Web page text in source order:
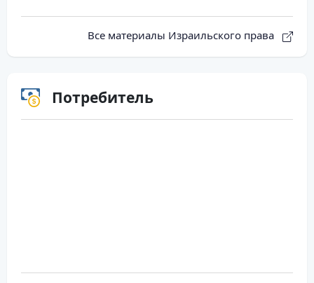
Все материалы Израильского права
Потребитель